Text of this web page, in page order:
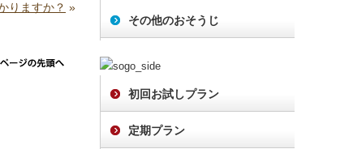
りますか？ »
その他のおそうじ
初回お試しプラン
定期プラン